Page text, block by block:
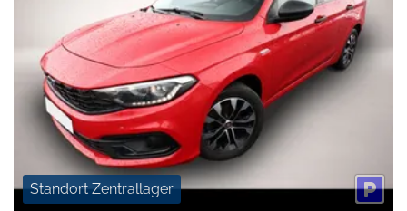
Standort Zentrallager